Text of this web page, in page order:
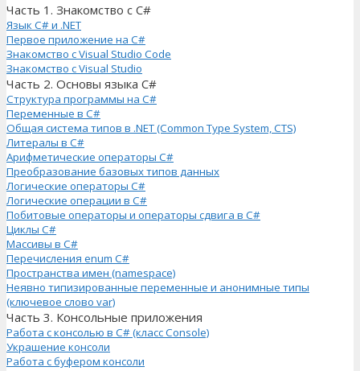
Часть 1. Знакомство с C#
Язык C# и .NET
Первое приложение на C#
Знакомство с Visual Studio Code
Знакомство с Visual Studio
Часть 2. Основы языка C#
Структура программы на C#
Переменные в C#
Общая система типов в .NET (Common Type System, CTS)
Литералы в C#
Арифметические операторы C#
Преобразование базовых типов данных
Логические операторы C#
Логические операции в C#
Побитовые операторы и операторы сдвига в C#
Циклы C#
Массивы в C#
Перечисления enum C#
Пространства имен (namespace)
Неявно типизированные переменные и анонимные типы
(ключевое слово var)
Часть 3. Консольные приложения
Работа с консолью в C# (класс Console)
Украшение консоли
Работа с буфером консоли